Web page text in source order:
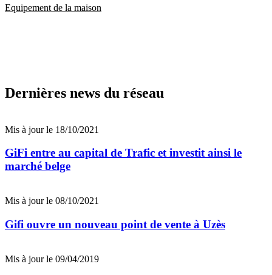
Equipement de la maison
Dernières news du réseau
Mis à jour le 18/10/2021
GiFi entre au capital de Trafic et investit ainsi le
marché belge
Mis à jour le 08/10/2021
Gifi ouvre un nouveau point de vente à Uzès
Mis à jour le 09/04/2019